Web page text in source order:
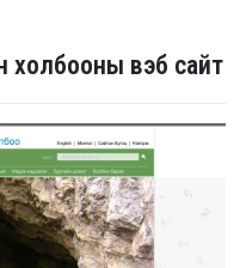
вэб сайт